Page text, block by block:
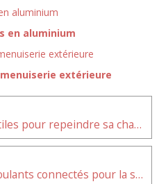
en aluminium
extérieure
Des astuces pratiques et utiles pour repeindre sa chambre à coucher soi-même
Les avantages des volets roulants connectés pour la sécurité